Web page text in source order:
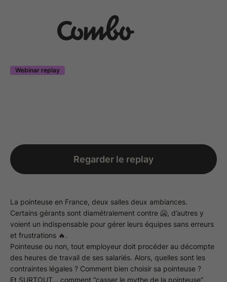
Webinar replay
Regarder le replay
La pointeuse en France, deux salles deux ambiances.
Certains gérants sont diamétralement contre 🥶, d’autres y
voient un indispensable pour gérer leurs équipes sans erreurs
et frustrations 🔥.
Pointeuse ou non, tout employeur doit procéder au décompte
des heures de travail de ses salariés. Alors, quelles sont les
contraintes légales ? Comment bien choisir sa pointeuse ?
Et SURTOUT… comment “casser le mythe de la pointeuse”